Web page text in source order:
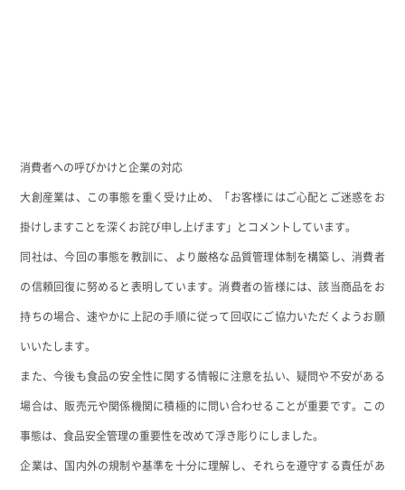
消費者への呼びかけと企業の対応
大創産業は、この事態を重く受け止め、「お客様にはご心配とご迷惑をお
掛けしますことを深くお詫び申し上げます」とコメントしています。
同社は、今回の事態を教訓に、より厳格な品質管理体制を構築し、消費者
の信頼回復に努めると表明しています。消費者の皆様には、該当商品をお
持ちの場合、速やかに上記の手順に従って回収にご協力いただくようお願
いいたします。
また、今後も食品の安全性に関する情報に注意を払い、疑問や不安がある
場合は、販売元や関係機関に積極的に問い合わせることが重要です。この
事態は、食品安全管理の重要性を改めて浮き彫りにしました。
企業は、国内外の規制や基準を十分に理解し、それらを遵守する責任があ